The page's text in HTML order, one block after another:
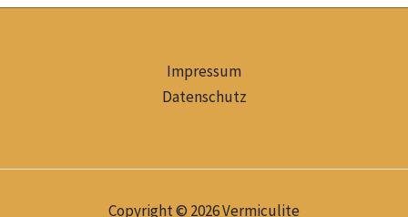
Impressum
Datenschutz
Copyright © 2026 Vermiculite